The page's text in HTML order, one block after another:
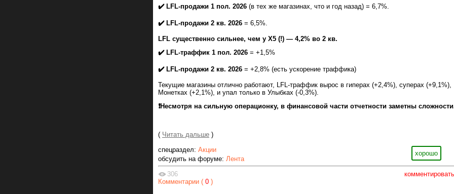
✔️ LFL-продажи 1 пол. 2026 (в тех же магазинах, что и год назад) = 6,7%.
✔️ LFL-продажи 2 кв. 2026 = 6,5%.
LFL существенно cильнее, чем у X5 (!) — 4,2% во 2 кв.
✔️ LFL-траффик 1 пол. 2026 = +1,5%
✔️ LFL-продажи 2 кв. 2026 = +2,8% (есть ускорение траффика)
Текущие магазины отлично работают, LFL-траффик вырос в гиперах (+2,4%), суперах (+9,1%),
Монетках (+2,1%), и упал только в Улыбках (-0,3%).
❗️Несмотря на сильную операционку, в финансовой части отчетности заметны
( Читать дальше )
хорошо
спецраздел: Акции
обсудить на форуме: Лента
комментировать
306
Комментарии ( 0 )